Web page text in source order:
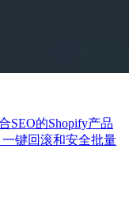
SEO的Shopify产品
键回滚和安全批量